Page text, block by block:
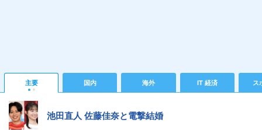
主要 国内 海外 IT 経済 ス
池田直人 佐藤佳奈と電撃結婚